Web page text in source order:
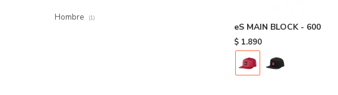
eS MAIN BLOCK - 600
$ 1.890
Hombre (1)